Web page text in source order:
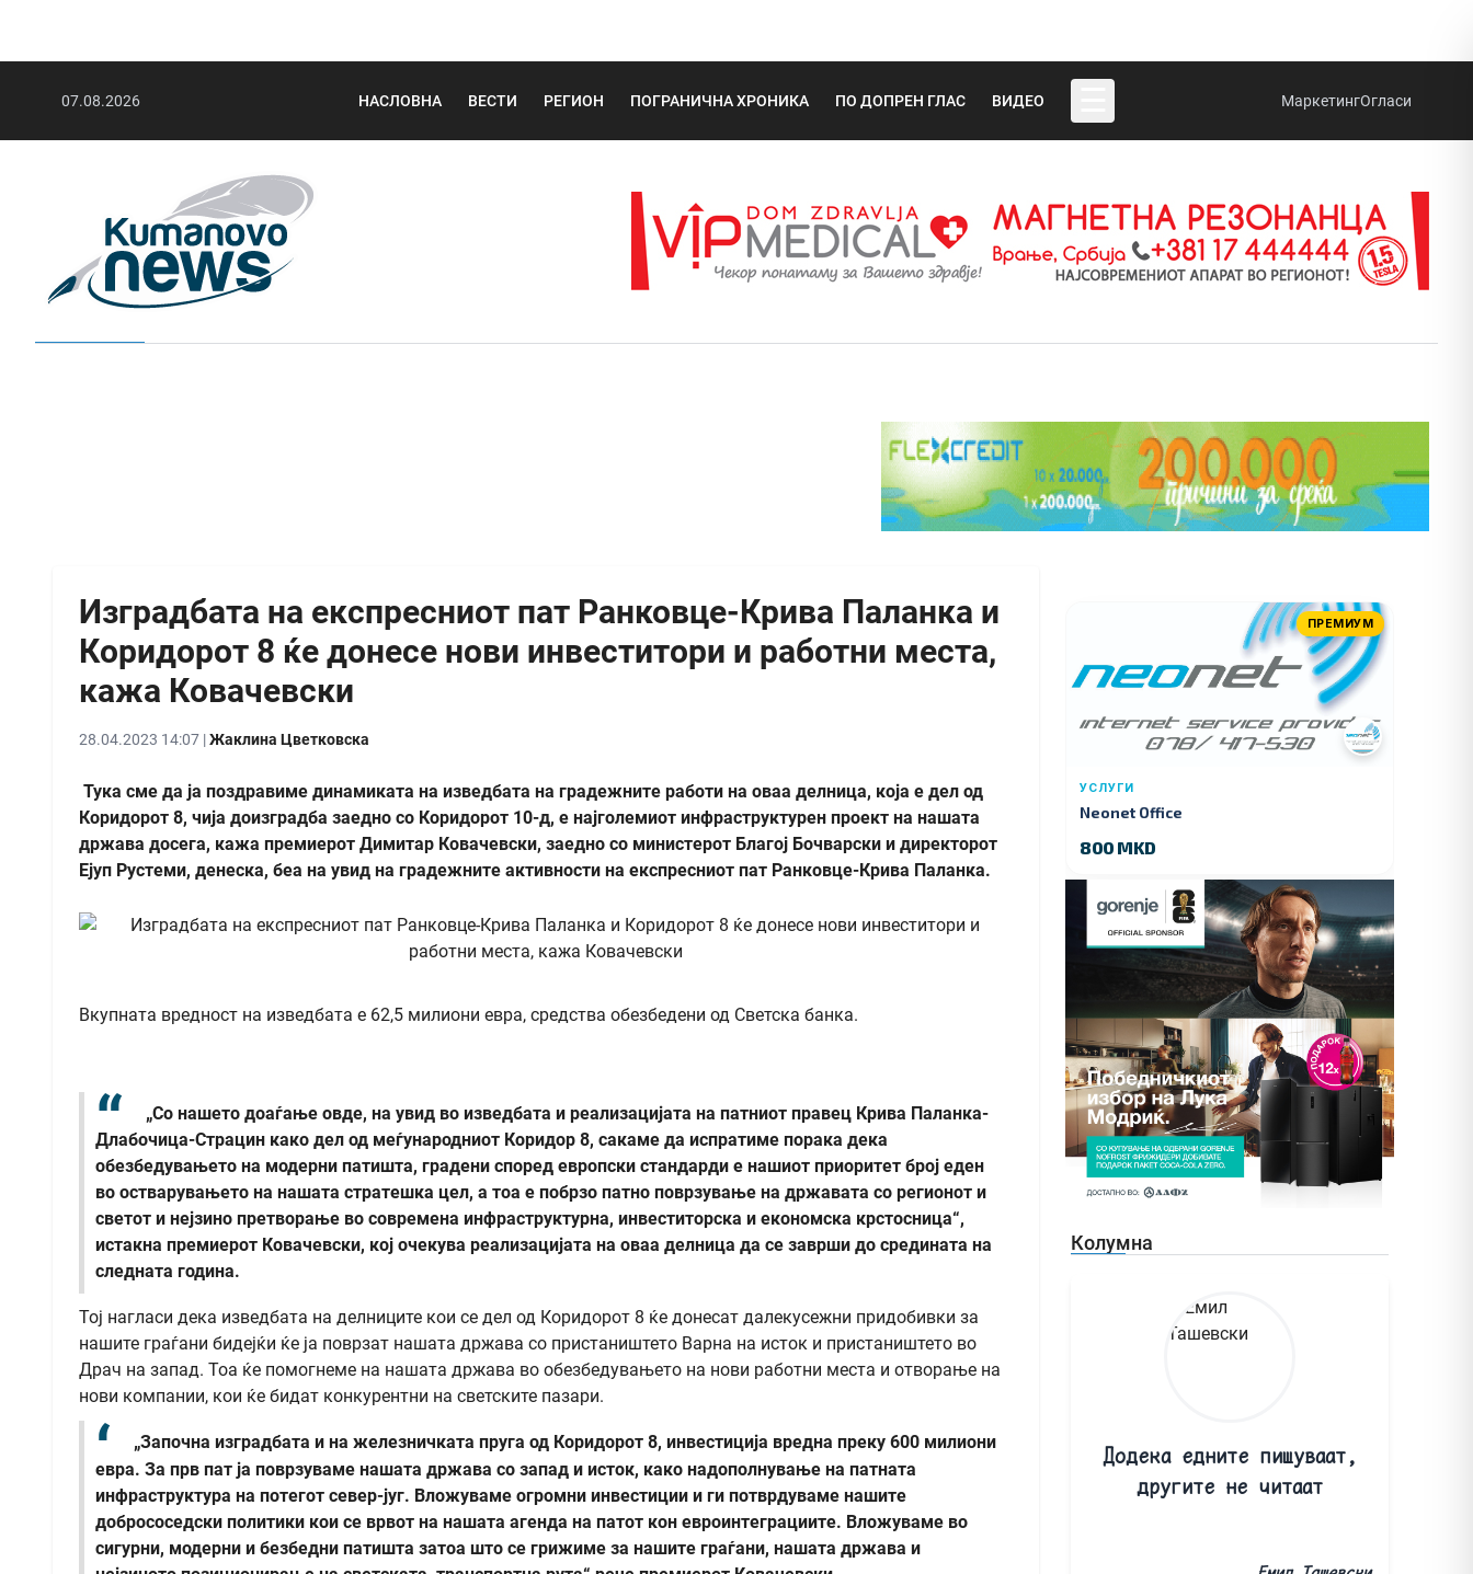
07.08.2026 НАСЛОВНА ВЕСТИ РЕГИОН ПОГРАНИЧНА ХРОНИКА ПО ДОПРЕН ГЛАС ВИДЕО МаркетингОгласи
Изградбата на експресниот пат Ранковце-Крива Паланка и
Коридорот 8 ќе донесе нови инвеститори и работни места,
кажа Ковачевски
28.04.2023 14:07 |Жаклина Цветковска
Тука сме да ja поздравиме динамиката на изведбата на градежните работи на оваа делница, која е дел од
Коридорот 8, чија доизградба заедно со Коридорот 10-д, е најголемиот инфраструктурен проект на нашата
држава досега, кажа премиерот Димитар Ковачевски, заедно со министерот Благој Бочварски и директорот
Ејуп Рустеми, денеска, беа на увид на градежните активности на експресниот пат Ранковце-Крива Паланка.
Вкупната вредност на изведбата е 62,5 милиони евра, средства обезбедени од Светска банка.
„Со нашето доаѓање овде, на увид во изведбата и реализацијата на патниот правец Крива Паланка-
Длабочица-Страцин како дел од меѓународниот Коридор 8, сакаме да испратиме порака дека
обезбедувањето на модерни патишта, градени според европски стандарди е нашиот приоритет број еден
во остварувањето на нашата стратешка цел, а тоа е побрзо патно поврзување на државата со регионот и
светот и нејзино претворање во современа инфраструктурна, инвеститорска и економска крстосница“,
истакна премиерот Ковачевски, кој очекува реализацијата на оваа делница да се заврши до средината на
следната година.
Тој нагласи дека изведбата на делниците кои се дел од Коридорот 8 ќе донесат далекусежни придобивки за
нашите граѓани бидејќи ќе ја поврзат нашата држава со пристаништето Варна на исток и пристаништето во
Драч на запад. Тоа ќе помогнеме на нашата држава во обезбедувањето на нови работни места и отворање на
нови компании, кои ќе бидат конкурентни на светските пазари.
„Започна изградбата и на железничката пруга од Коридорот 8, инвестиција вредна преку 600 милиони
евра. За прв пат ја поврзуваме нашата држава со запад и исток, како надополнување на патната
инфраструктура на потегот север-југ. Вложуваме огромни инвестиции и ги потврдуваме нашите
добрососедски политики кои се врвот на нашата агенда на патот кон евроинтеграциите. Вложуваме во
сигурни, модерни и безбедни патишта затоа што се грижиме за нашите граѓани, нашата држава и
ПРЕМИУМ
УСЛУГИ
Neonet Office
800 MKD
Колумна
Додека едните пишуваат,
другите не читаат